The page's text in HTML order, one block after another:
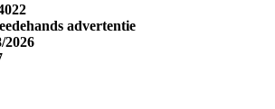
advertentie
2026